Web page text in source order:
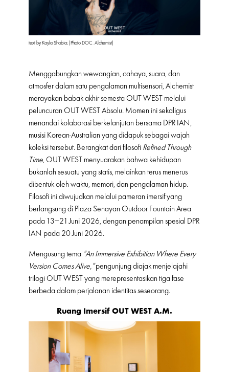
text by Kayla Shabia; (Photo DOC. Alchemist)
Menggabungkan wewangian, cahaya, suara, dan
atmosfer dalam satu pengalaman multisensori, Alchemist
merayakan babak akhir semesta OUT WEST melalui
peluncuran OUT WEST Absolu. Momen ini sekaligus
menandai kolaborasi berkelanjutan bersama DPR IAN,
musisi Korean-Australian yang didapuk sebagai wajah
koleksi tersebut. Berangkat dari filosofi Refined Through
Time , OUT WEST menyuarakan bahwa kehidupan
bukanlah sesuatu yang statis, melainkan terus menerus
dibentuk oleh waktu, memori, dan pengalaman hidup.
Filosofi ini diwujudkan melalui pameran imersif yang
berlangsung di Plaza Senayan Outdoor Fountain Area
pada 13–21 Juni 2026, dengan penampilan spesial DPR
IAN pada 20 Juni 2026.
Mengusung tema “An Immersive Exhibition Where Every
Version Comes Alive,”pengunjung diajak menjelajahi
trilogi OUT WEST yang merepresentasikan tiga fase
berbeda dalam perjalanan identitas seseorang.
Ruang Imersif OUT WEST A.M.